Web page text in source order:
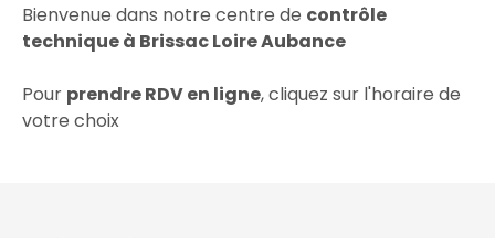
Bienvenue dans notre centre de contrôle
technique à Brissac Loire Aubance
Pour prendre RDV en ligne, cliquez sur l'horaire de
votre choix